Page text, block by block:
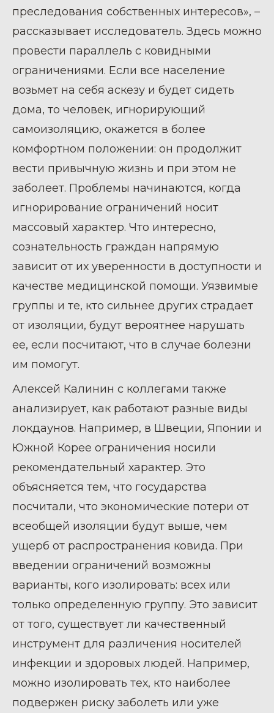
преследования собственных интересов», –
рассказывает исследователь. Здесь можно
провести параллель с ковидными
ограничениями. Если все население
возьмет на себя аскезу и будет сидеть
дома, то человек, игнорирующий
самоизоляцию, окажется в более
комфортном положении: он продолжит
вести привычную жизнь и при этом не
заболеет. Проблемы начинаются, когда
игнорирование ограничений носит
массовый характер. Что интересно,
сознательность граждан напрямую
зависит от их уверенности в доступности и
качестве медицинской помощи. Уязвимые
группы и те, кто сильнее других страдает
от изоляции, будут вероятнее нарушать
ее, если посчитают, что в случае болезни
им помогут.
Алексей Калинин с коллегами также
анализирует, как работают разные виды
локдаунов. Например, в Швеции, Японии и
Южной Корее ограничения носили
рекомендательный характер. Это
объясняется тем, что государства
посчитали, что экономические потери от
всеобщей изоляции будут выше, чем
ущерб от распространения ковида. При
введении ограничений возможны
варианты, кого изолировать: всех или
только определенную группу. Это зависит
от того, существует ли качественный
инструмент для различения носителей
инфекции и здоровых людей. Например,
можно изолировать тех, кто наиболее
подвержен риску заболеть или уже